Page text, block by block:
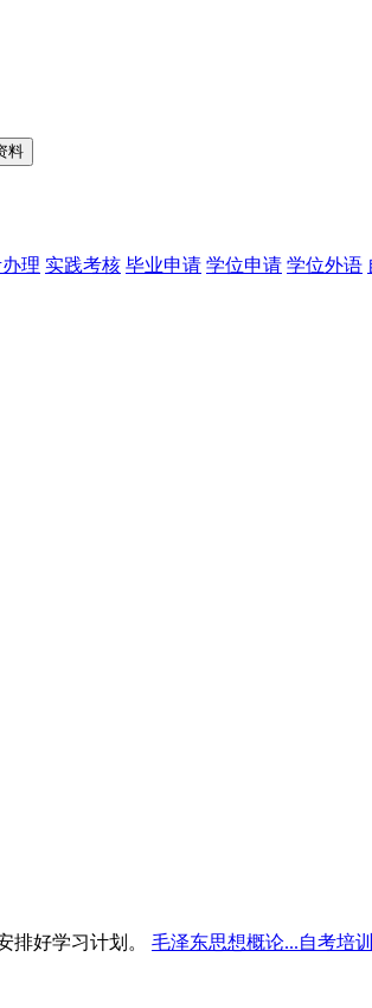
理 实践考核 毕业申请 学位申请 学位外语
好学习计划。 毛泽东思想概论...自考培训